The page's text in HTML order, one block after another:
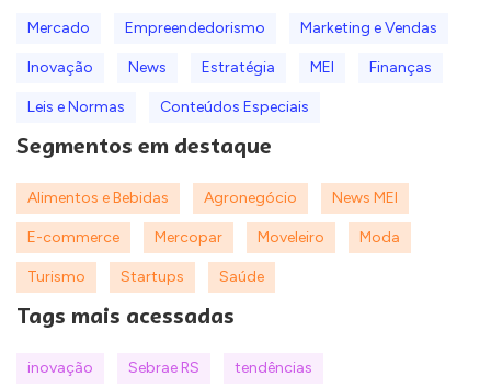
Mercado Empreendedorismo Marketing e Vendas
Inovação News Estratégia MEI Finanças
Leis e Normas Conteúdos Especiais
Segmentos em destaque
Alimentos e Bebidas Agronegócio News MEI
E-commerce Mercopar Moveleiro Moda
Turismo Startups Saúde
Tags mais acessadas
inovação Sebrae RS tendências